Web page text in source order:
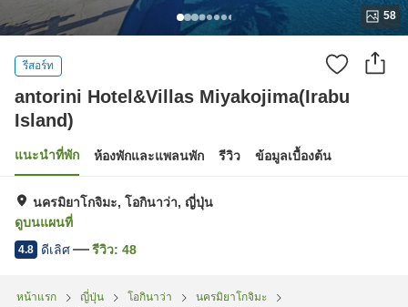
58
รีสอร์ท
antorini Hotel&Villas Miyakojima(Irabu
Island)
แนะนำที่พัก ห้องพักและแพลนพัก รีวิว ข้อมูลเบื้องต้น
นครมิยาโกจิมะ, โอกินาว่า, ญี่ปุ่น
ดูบนแผนที่
4.8 ดีเลิศ รีวิว: 48
หน้าแรก ญี่ปุ่น โอกินาว่า
นครมิยาโกจิมะ